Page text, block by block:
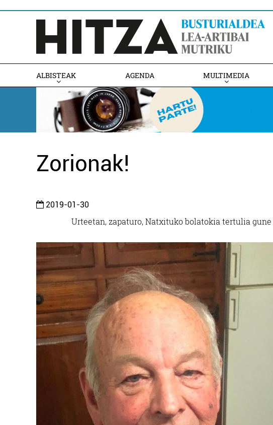
ALBISTEAK AGENDA MULTIMEDIA
Zorionak!
2019-01-30
Urteetan, zapaturo, Natxituko bolatokia tertulia